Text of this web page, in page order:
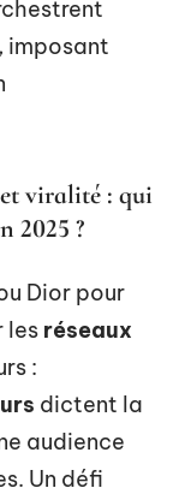
imposant
viralité : qui
2025 ?
Dior pour
les réseaux
:
dictent la
audience
Un défi